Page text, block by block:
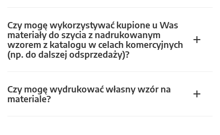
Czy mogę wykorzystywać kupione u Was
materiały do szycia z nadrukowanym
wzorem z katalogu w celach komercyjnych
(np. do dalszej odsprzedaży)?
Czy mogę wydrukować własny wzór na
materiale?